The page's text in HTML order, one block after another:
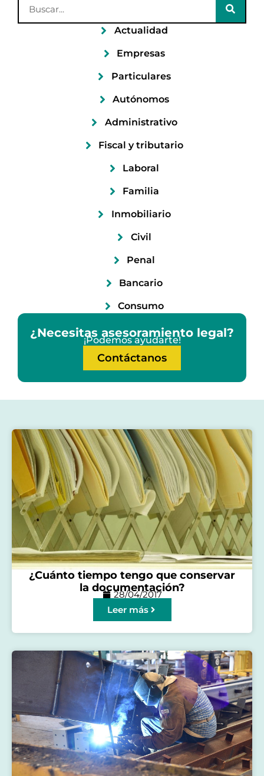
Actualidad
Empresas
Particulares
Autónomos
Administrativo
Fiscal y tributario
Laboral
Familia
Inmobiliario
Civil
Penal
Bancario
Consumo
¿Necesitas asesoramiento legal?
¡Podemos ayudarte!
Contáctanos
¿Cuánto tiempo tengo que conservar
la documentación?
28/04/2017
Leer más